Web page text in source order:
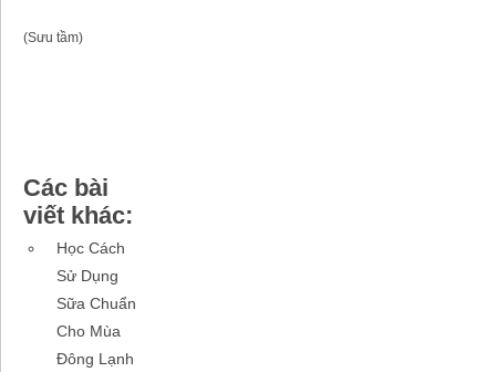
(Sưu tầm)
Các bài
viết khác:
Học Cách
Sử Dụng
Sữa Chuẩn
Cho Mùa
Đông Lạnh